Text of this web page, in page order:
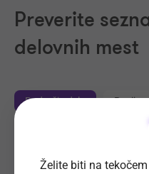
Preverite
delovnih mest
Področja dela Regije
Tehnične storitve, Mehanika
Želite biti na